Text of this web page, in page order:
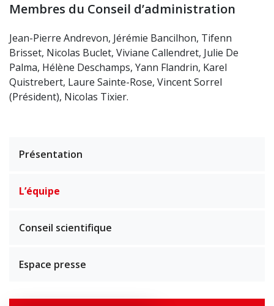
Membres du Conseil d’administration
Jean-Pierre Andrevon, Jérémie Bancilhon, Tifenn
Brisset, Nicolas Buclet, Viviane Callendret, Julie De
Palma, Hélène Deschamps, Yann Flandrin, Karel
Quistrebert, Laure Sainte-Rose, Vincent Sorrel
(Président), Nicolas Tixier.
Présentation
L’équipe
Conseil scientifique
Espace presse